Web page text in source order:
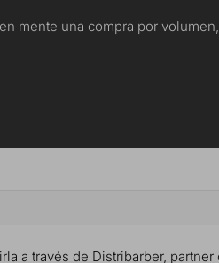
mente una compra por
a través de Distribarber,